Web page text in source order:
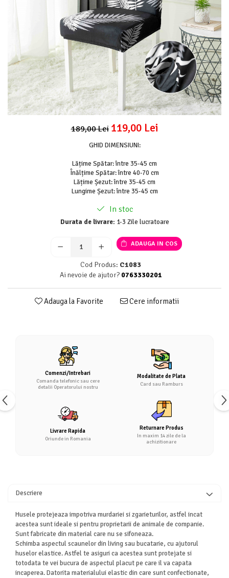
Lenjerii Pat Imprimeu 5D cu Elastic
Cearceaf cu Elastic pat 1 Persoana
Cearceaf cu Elastic pat 2 Persoane
Lenjerii Pat Inimi Brodate
Lenjerii Pat, Bumbac-Finet Premium, 1
Persoana
Lenjerii Pat, Bumbac-Finet Premium, 2
Persoane
Cearceaf cu Elastic
189,00 Lei 119,00 Lei
GHID DIMENSIUNI:
Lățime Spătar: între 35-45 cm
Înălțime Spătar: între 40-70 cm
Lățime Șezut: între 35-45 cm
Lungime Șezut: între 35-45 cm
In stoc
Durata de livrare: 1-3 Zile lucratoare
ADAUGA IN COS
Cod Produs: C1083
Ai nevoie de ajutor? 0763330201
Adauga la Favorite Cere informatii
Comenzi/Intrebari
Comanda telefonic sau cere
detalii Operatorului nostru
Modalitate de Plata
Card sau Ramburs
Livrare Rapida
Oriunde in Romania
Returnare Produs
In maxim 14 zile de la
achizitionare
Descriere
Husele protejeaza impotriva murdariei si zgarieturilor, astfel incat
acestea sunt ideale si pentru proprietarii de animale de companie.
Sunt fabricate din material care nu se sifoneaza.
Schimba aspectul scaunelor din living sau bucatarie, cu ajutorul
huselor elastice. Astfel te asiguri ca acestea sunt protejate si
totodata te vei bucura de aspectul placut pe care il va capata
incaperea. Datorita materialului elastic din care sunt confectionate,